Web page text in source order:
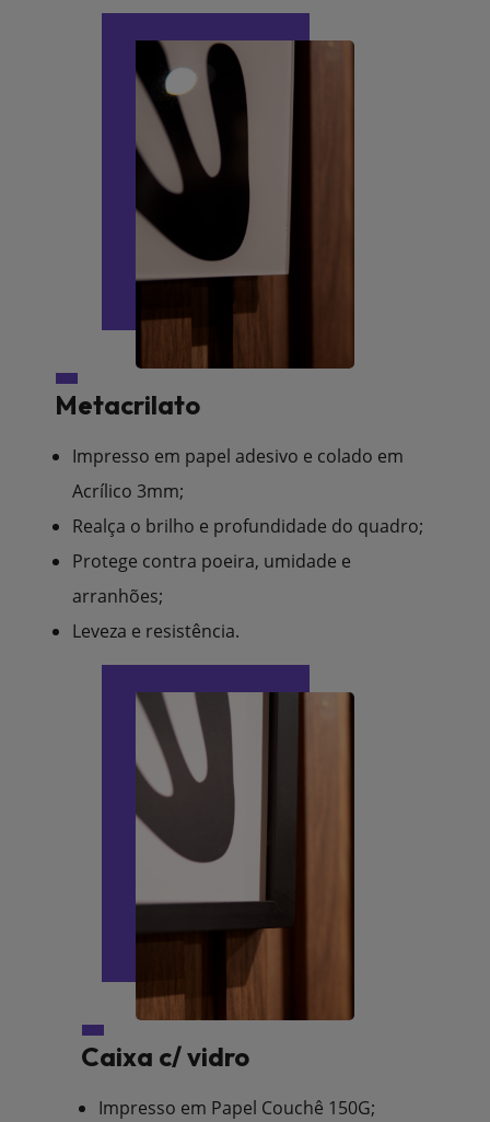
Metacrilato
Impresso em papel adesivo e colado em
Acrílico 3mm;
Realça o brilho e profundidade do quadro;
Protege contra poeira, umidade e
arranhões;
Leveza e resistência.
Caixa c/ vidro
Impresso em Papel Couchê 150G;